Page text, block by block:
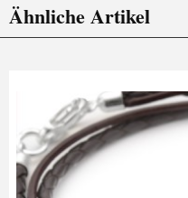
Ähnliche Artikel